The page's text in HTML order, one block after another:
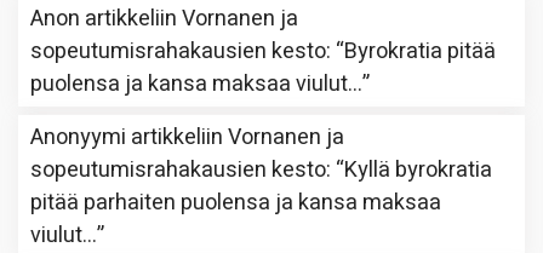
Anon artikkeliinVornanen ja
sopeutumisrahakausien kesto: “Byrokratia pitää
puolensa ja kansa maksaa viulut…”
Anonyymi artikkeliinVornanen ja
sopeutumisrahakausien kesto: “Kyllä byrokratia
pitää parhaiten puolensa ja kansa maksaa
viulut…”